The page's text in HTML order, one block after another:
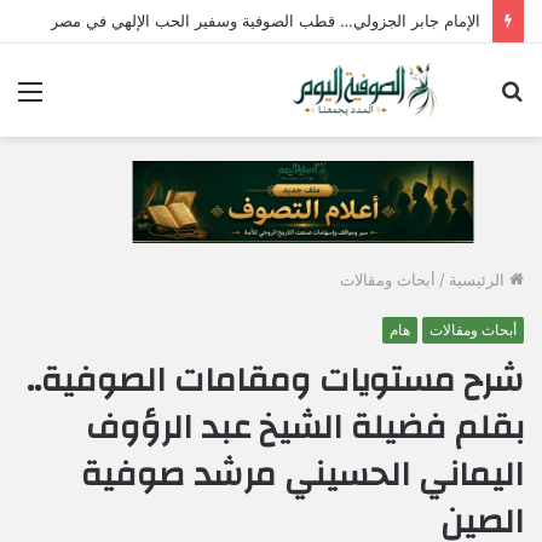
الإمام جابر الجزولي… قطب الصوفية وسفير الحب الإلهي في مصر
الرئيسية / أبحاث ومقالات
أبحاث ومقالات هام
شرح مستويات ومقامات الصوفية..
بقلم فضيلة الشيخ عبد الرؤوف
اليماني الحسيني مرشد صوفية
الصين